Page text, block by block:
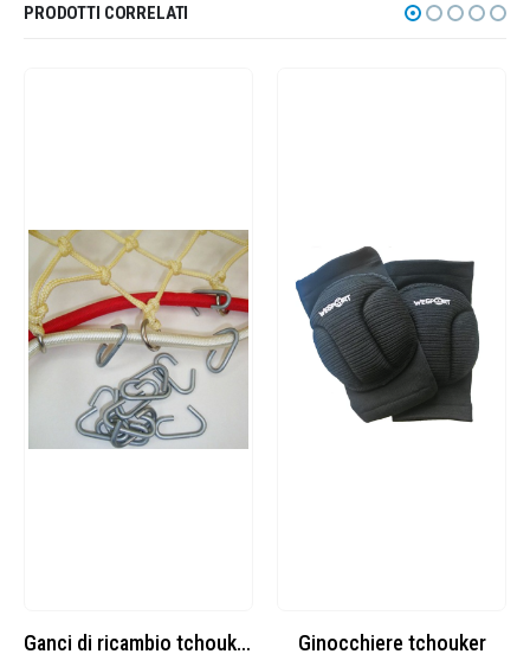
PRODOTTI CORRELATI
Ganci di ricambio tchoukball – 30 pezzi Ginocchiere tchouker